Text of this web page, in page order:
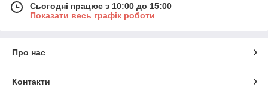
Сьогодні працює з 10:00 до 15:00
Показати весь графік роботи
Про нас
Контакти